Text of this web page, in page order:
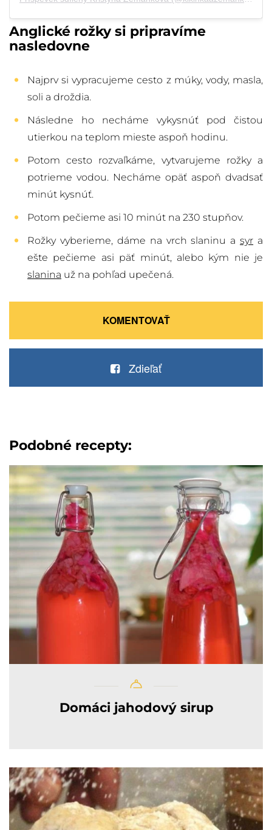
Anglické rožky si pripravíme
nasledovne
Najprv si vypracujeme cesto z múky, vody, masla,
soli a droždia.
Následne ho necháme vykysnúť pod čistou
utierkou na teplom mieste aspoň hodinu.
Potom cesto rozvaľkáme, vytvarujeme rožky a
potrieme vodou. Necháme opäť aspoň dvadsať
minút kysnúť.
Potom pečieme asi 10 minút na 230 stupňov.
Rožky vyberieme, dáme na vrch slaninu asyr a
ešte pečieme asi päť minút, alebo kým nie je
slanina už na pohľad upečená.
KOMENTOVAŤ
Zdieľať
Podobné recepty:
Domáci jahodový sirup